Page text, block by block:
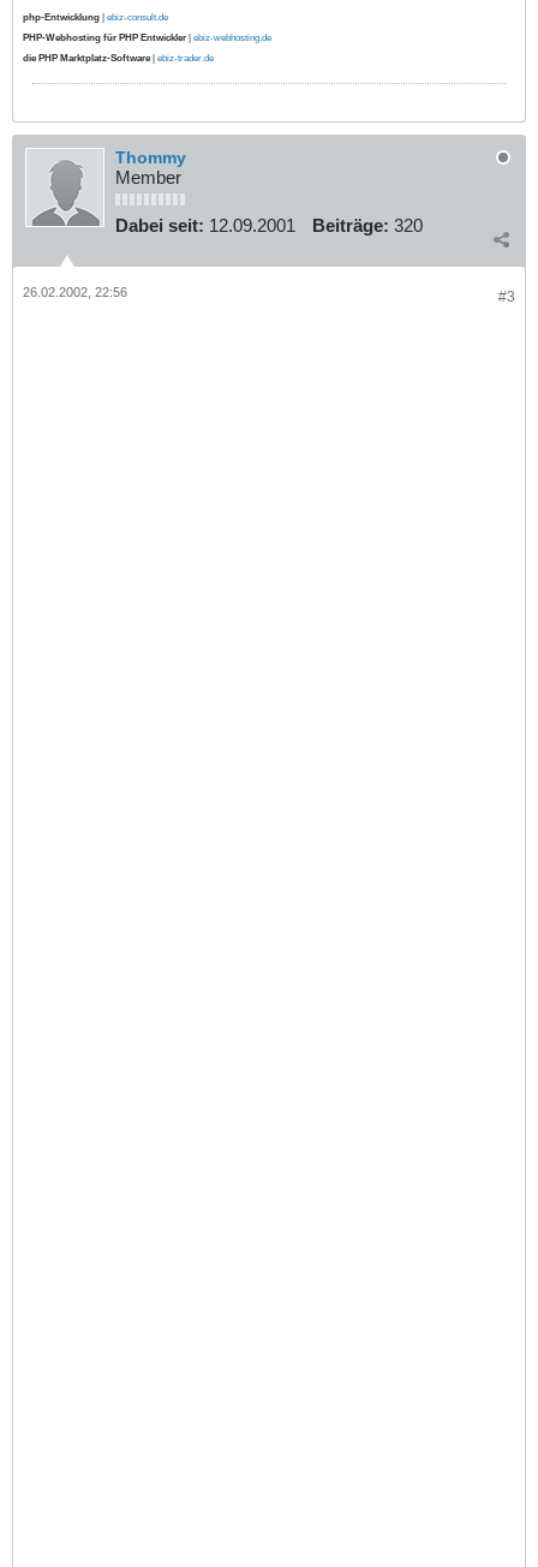
php-Entwicklung | ebiz-consult.de
PHP-Webhosting für PHP Entwickler | ebiz-webhosting.de
die PHP Marktplatz-Software | ebiz-trader.de
Thommy
Member
Dabei seit: 12.09.2001 Beiträge: 320
#3
26.02.2002, 22:56